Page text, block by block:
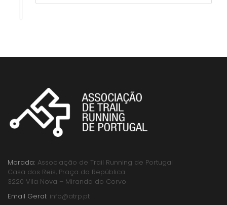
Morada: Associação de Trail Running de Portugal
Casa dos Reis, Praça da República
3220 Vila Nova – Miranda do Corvo
Email Geral: info@atrp.pt